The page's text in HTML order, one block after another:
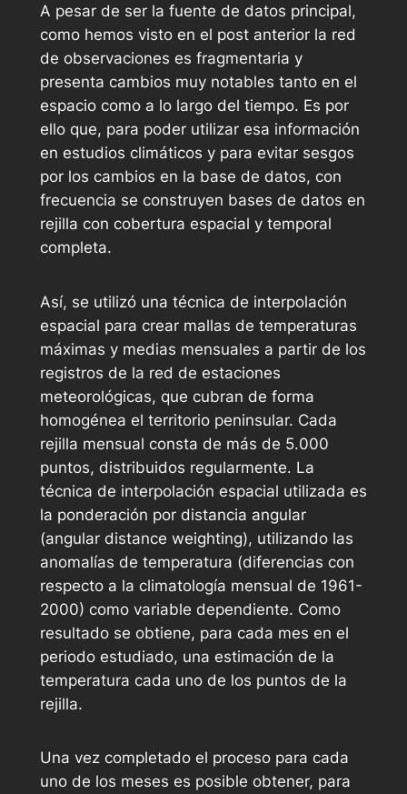
A pesar de ser la fuente de datos principal,
como hemos visto en el post anterior la red
de observaciones es fragmentaria y
presenta cambios muy notables tanto en el
espacio como a lo largo del tiempo. Es por
ello que, para poder utilizar esa información
en estudios climáticos y para evitar sesgos
por los cambios en la base de datos, con
frecuencia se construyen bases de datos en
rejilla con cobertura espacial y temporal
completa.
Así, se utilizó una técnica de interpolación
espacial para crear mallas de temperaturas
máximas y medias mensuales a partir de los
registros de la red de estaciones
meteorológicas, que cubran de forma
homogénea el territorio peninsular. Cada
rejilla mensual consta de más de 5.000
puntos, distribuidos regularmente. La
técnica de interpolación espacial utilizada es
la ponderación por distancia angular
(angular distance weighting), utilizando las
anomalías de temperatura (diferencias con
respecto a la climatología mensual de 1961-
2000) como variable dependiente. Como
resultado se obtiene, para cada mes en el
periodo estudiado, una estimación de la
temperatura cada uno de los puntos de la
rejilla.
Una vez completado el proceso para cada
uno de los meses es posible obtener, para